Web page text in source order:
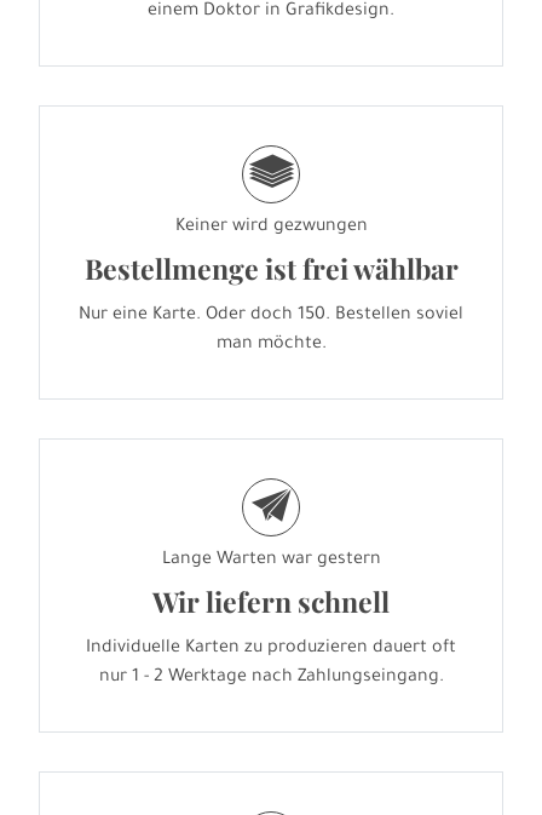
einem Doktor in Grafikdesign.
g
Keiner wird gezwungen
Bestellmenge ist frei wählbar
Nur eine Karte. Oder doch 150. Bestellen soviel
man möchte.
e
Lange Warten war gestern
Wir liefern schnell
Individuelle Karten zu produzieren dauert oft
nur 1 - 2 Werktage nach Zahlungseingang.